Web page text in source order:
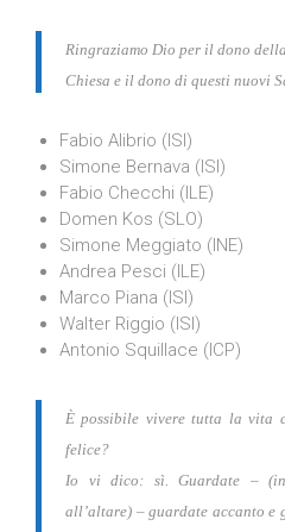
Ringraziamo Dio per il dono
Chiesa e il dono di questi nuovi
Fabio Alibrio (ISI)
Simone Bernava (ISI)
Fabio Checchi (ILE)
Domen Kos (SLO)
Simone Meggiato (INE)
Andrea Pesci (ILE)
Marco Piana (ISI)
Walter Riggio (ISI)
Antonio Squillace (ICP)
È possibile vivere tutta la vita
felice?
Io vi dico: sì. Guardate –
all’altare) – guardate accanto